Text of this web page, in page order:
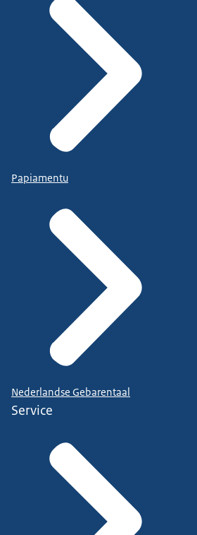
Papiamentu
Nederlandse Gebarentaal
Service